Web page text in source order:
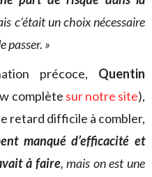
c’était un choix nécessaire
passer. »
précoce, Quentin
complète sur notre site),
retard difficile à combler,
manqué d’efficacité et
à faire, mais on est une